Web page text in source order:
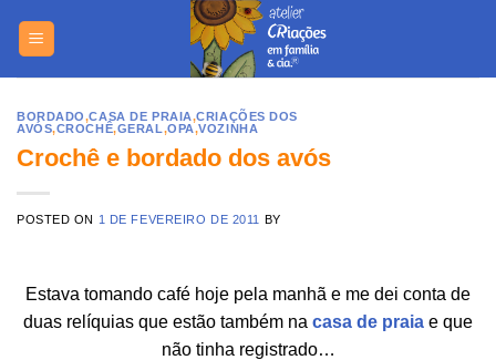
BORDADO,CASA DE PRAIA,CRIAÇÕES DOS
AVÓS,CROCHÊ,GERAL,OPA,VOZINHA
Crochê e bordado dos avós
POSTED ON 1 DE FEVEREIRO DE 2011 BY
Estava tomando café hoje pela manhã e me dei conta de
duas relíquias que estão também na casa de praia e que
não tinha registrado…